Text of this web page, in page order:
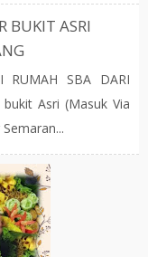
BUKIT ASRI
RUMAH SBA DARI
Asri (Masuk Via